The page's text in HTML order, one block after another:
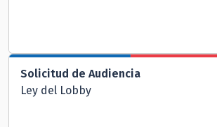
Solicitud de Audiencia
Ley del Lobby